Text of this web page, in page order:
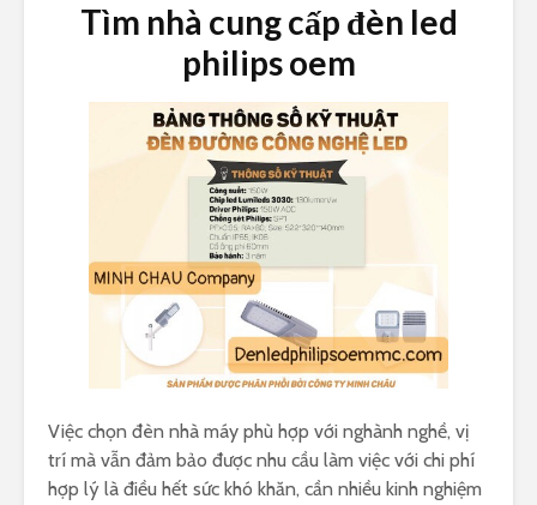
Tìm nhà cung cấp đèn led
philips oem
Việc chọn đèn nhà máy phù hợp với nghành nghề, vị
trí mà vẫn đảm bảo được nhu cầu làm việc với chi phí
hợp lý là điều hết sức khó khăn, cần nhiều kinh nghiệm